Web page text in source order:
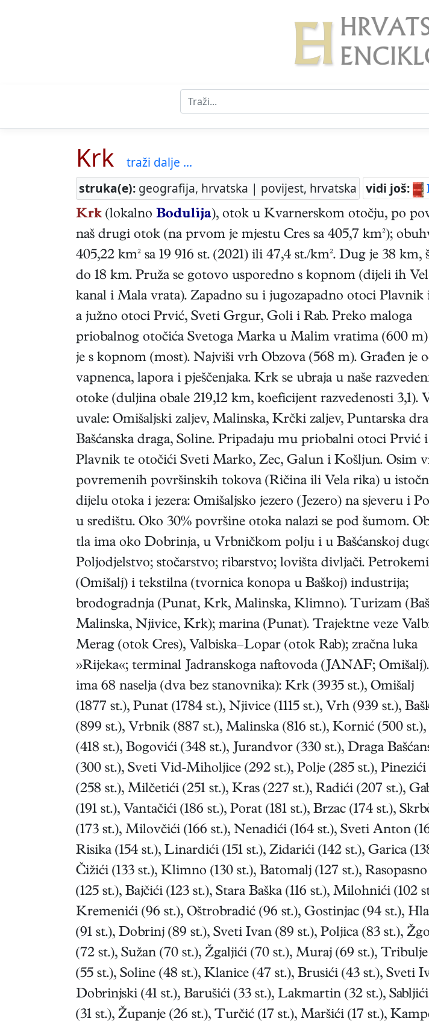
Krk
traži dalje ...
struka(e): geografija, hrvatska | povijest, hrvatska vidi još:
Krk (lokalno Bodulija), otok u Kvarnerskom otočju, po
naš drugi otok (na prvom je mjestu Cres sa 405,7 km²);
405,22 km² sa 19 916 st. (2021) ili 47,4 st./km². Dug je 38 km,
do 18 km. Pruža se gotovo usporedno s kopnom (dijeli ih
kanal i Mala vrata). Zapadno su i jugozapadno otoci Plavnik
a južno otoci Prvić, Sveti Grgur, Goli i Rab. Preko maloga
priobalnog otočića Svetoga Marka u Malim vratima (600 m)
je s kopnom (most). Najviši vrh Obzova (568 m). Građen je
vapnenca, lapora i pješčenjaka. Krk se ubraja u naše
otoke (duljina obale 219,12 km, koeficijent razvedenosti 3,1).
uvale: Omišaljski zaljev, Malinska, Krčki zaljev, Puntarska
Bašćanska draga, Soline. Pripadaju mu priobalni otoci Prvić i
Plavnik te otočići Sveti Marko, Zec, Galun i Košljun. Osim
povremenih površinskih tokova (Ričina ili Vela rika) u
dijelu otoka i jezera: Omišaljsko jezero (Jezero) na sjeveru i
u središtu. Oko 30% površine otoka nalazi se pod šumom.
tla ima oko Dobrinja, u Vrbničkom polju i u Bašćanskoj
Poljodjelstvo; stočarstvo; ribarstvo; lovišta divljači.
(Omišalj) i tekstilna (tvornica konopa u Baškoj) industrija;
brodogradnja (Punat, Krk, Malinska, Klimno). Turizam
Malinska, Njivice, Krk); marina (Punat). Trajektne veze
Merag (otok Cres), Valbiska–Lopar (otok Rab); zračna luka
»Rijeka«; terminal Jadranskoga naftovoda (JANAF;
ima 68 naselja (dva bez stanovnika): Krk (3935 st.), Omišalj
(1877 st.), Punat (1784 st.), Njivice (1115 st.), Vrh (939 st.),
(899 st.), Vrbnik (887 st.), Malinska (816 st.), Kornić (500 st.),
(418 st.), Bogovići (348 st.), Jurandvor (330 st.), Draga
(300 st.), Sveti Vid-Miholjice (292 st.), Polje (285 st.), Pinezići
(258 st.), Milčetići (251 st.), Kras (227 st.), Radići (207 st.),
(191 st.), Vantačići (186 st.), Porat (181 st.), Brzac (174 st.),
(173 st.), Milovčići (166 st.), Nenadići (164 st.), Sveti Anton
Risika (154 st.), Linardići (151 st.), Zidarići (142 st.), Garica
Čižići (133 st.), Klimno (130 st.), Batomalj (127 st.), Rasopasno
(125 st.), Bajčići (123 st.), Stara Baška (116 st.), Milohnići (102
Kremenići (96 st.), Oštrobradić (96 st.), Gostinjac (94 st.),
(91 st.), Dobrinj (89 st.), Sveti Ivan (89 st.), Poljica (83 st.),
(72 st.), Sužan (70 st.), Žgaljići (70 st.), Muraj (69 st.), Tribulje
(55 st.), Soline (48 st.), Klanice (47 st.), Brusići (43 st.), Sveti
Dobrinjski (41 st.), Barušići (33 st.), Lakmartin (32 st.), Sabljići
(31 st.), Županje (26 st.), Turčić (17 st.), Maršići (17 st.),